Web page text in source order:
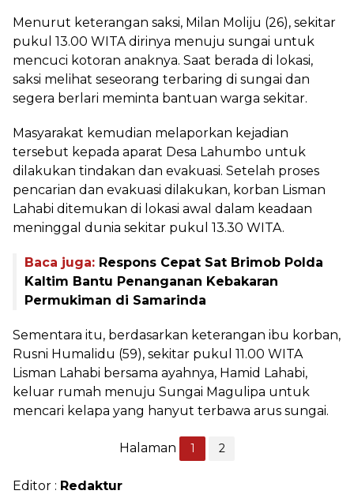
Menurut keterangan saksi, Milan Moliju (26), sekitar
pukul 13.00 WITA dirinya menuju sungai untuk
mencuci kotoran anaknya. Saat berada di lokasi,
saksi melihat seseorang terbaring di sungai dan
segera berlari meminta bantuan warga sekitar.
Masyarakat kemudian melaporkan kejadian
tersebut kepada aparat Desa Lahumbo untuk
dilakukan tindakan dan evakuasi. Setelah proses
pencarian dan evakuasi dilakukan, korban Lisman
Lahabi ditemukan di lokasi awal dalam keadaan
meninggal dunia sekitar pukul 13.30 WITA.
Baca juga: Respons Cepat Sat Brimob Polda
Kaltim Bantu Penanganan Kebakaran
Permukiman di Samarinda
Sementara itu, berdasarkan keterangan ibu korban,
Rusni Humalidu (59), sekitar pukul 11.00 WITA
Lisman Lahabi bersama ayahnya, Hamid Lahabi,
keluar rumah menuju Sungai Magulipa untuk
mencari kelapa yang hanyut terbawa arus sungai.
Halaman 1 2
Editor : Redaktur